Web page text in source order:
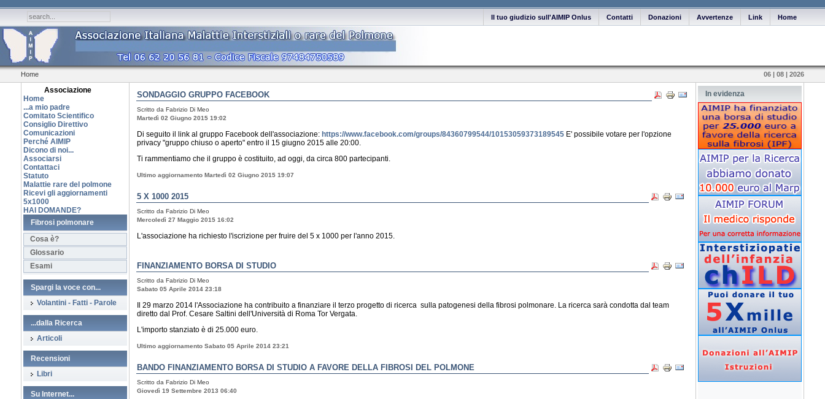
Home
Link
Avvertenze
Donazioni
Contatti
Il tuo giudizio sull'AIMIP Onlus
Home 06 | 08 | 2026
Associazione
Home
...a mio padre
Comitato Scientifico
Consiglio Direttivo
Comunicazioni
Perché AIMIP
Dicono di noi...
Associarsi
Contattaci
Statuto
Malattie rare del polmone
Ricevi gli aggiornamenti
5x1000
HAI DOMANDE?
Fibrosi polmonare
Cosa è?
Glossario
Esami
Spargi la voce con...
Volantini - Fatti - Parole
...dalla Ricerca
Articoli
Recensioni
Libri
Su Internet...
SONDAGGIO GRUPPO FACEBOOK
Scritto da Fabrizio Di Meo
Martedì 02 Giugno 2015 19:02
Di seguito il link al gruppo Facebook dell'associazione: https://www.facebook.com/groups/84360799544/10153059373189545 E' possibile votare per l'opzione
privacy "gruppo chiuso o aperto" entro il 15 giugno 2015 alle 20:00.
Ti rammentiamo che il gruppo è costituito, ad oggi, da circa 800 partecipanti.
Ultimo aggiornamento Martedì 02 Giugno 2015 19:07
5 X 1000 2015
Scritto da Fabrizio Di Meo
Mercoledì 27 Maggio 2015 16:02
L'associazione ha richiesto l'iscrizione per fruire del 5 x 1000 per l'anno 2015.
FINANZIAMENTO BORSA DI STUDIO
Scritto da Fabrizio Di Meo
Sabato 05 Aprile 2014 23:18
Il 29 marzo 2014 l'Associazione ha contribuito a finanziare il terzo progetto di ricerca sulla patogenesi della fibrosi polmonare. La ricerca sarà condotta dal team
diretto dal Prof. Cesare Saltini dell'Università di Roma Tor Vergata.
L'importo stanziato è di 25.000 euro.
Ultimo aggiornamento Sabato 05 Aprile 2014 23:21
BANDO FINANZIAMENTO BORSA DI STUDIO A FAVORE DELLA FIBROSI DEL POLMONE
Scritto da Fabrizio Di Meo
Giovedì 19 Settembre 2013 06:40
In evidenza